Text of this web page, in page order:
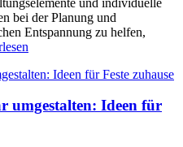
bei der Planung und
Entspannung zu helfen,
umgestalten: Ideen für